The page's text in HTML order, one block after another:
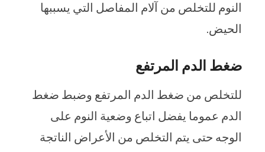
النوم للتخلص من آلام المفاصل التي يسببها
الحيض.
ضغط الدم المرتفع
للتخلص من ضغط الدم المرتفع وضبط ضغط
الدم عموما يفضل اتباع وضعية النوم على
الوجه حتى يتم التخلص من الأعراض الناتجة